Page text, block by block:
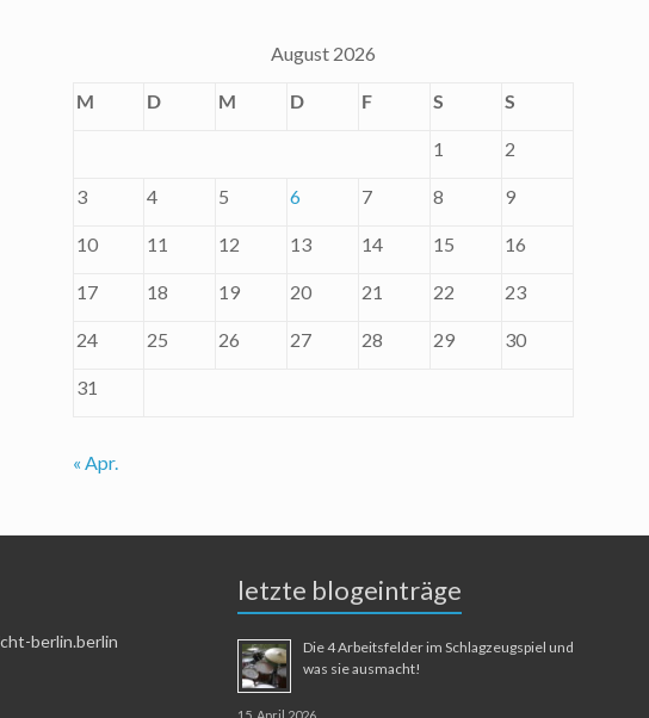
August 2026
M D M D F S S
1 2
3 4 5 6 7 8 9
10 11 12 13 14 15 16
17 18 19 20 21 22 23
24 25 26 27 28 29 30
31
« Apr.
berlin.berlin
letzte blogeinträge
Die 4 Arbeitsfelder im Schlagzeugspiel und
was sie ausmacht!